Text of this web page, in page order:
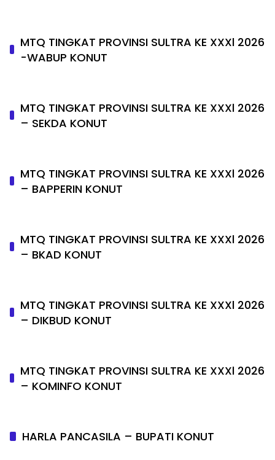
MTQ TINGKAT PROVINSI SULTRA KE XXXl 2026
-WABUP KONUT
MTQ TINGKAT PROVINSI SULTRA KE XXXl 2026
– SEKDA KONUT
MTQ TINGKAT PROVINSI SULTRA KE XXXl 2026
– BAPPERIN KONUT
MTQ TINGKAT PROVINSI SULTRA KE XXXl 2026
– BKAD KONUT
MTQ TINGKAT PROVINSI SULTRA KE XXXl 2026
– DIKBUD KONUT
MTQ TINGKAT PROVINSI SULTRA KE XXXl 2026
– KOMINFO KONUT
HARLA PANCASILA – BUPATI KONUT